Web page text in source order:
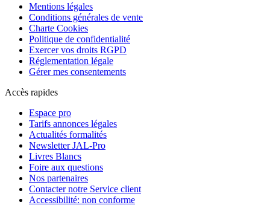
Mentions légales
Conditions générales de vente
Charte Cookies
Politique de confidentialité
Exercer vos droits RGPD
Réglementation légale
Gérer mes consentements
Accès rapides
Espace pro
Tarifs annonces légales
Actualités formalités
Newsletter JAL-Pro
Livres Blancs
Foire aux questions
Nos partenaires
Contacter notre Service client
Accessibilité: non conforme